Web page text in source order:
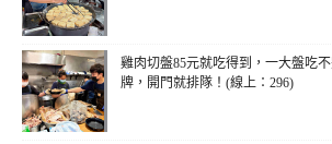
雞肉切盤85元就吃得到，一大盤吃
牌，開門就排隊！(線上：296)